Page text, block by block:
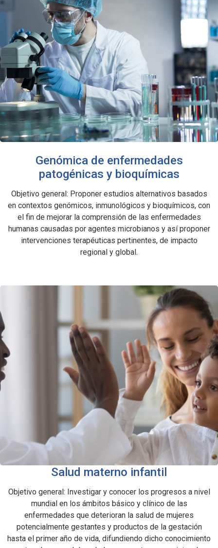
Genómica de enfermedades
patogénicas y bioquímicas
Objetivo general: Proponer estudios alternativos basados
en contextos genómicos, inmunológicos y bioquímicos, con
el fin de mejorar la comprensión de las enfermedades
humanas causadas por agentes microbianos y así proponer
intervenciones terapéuticas pertinentes, de impacto
regional y global.
Salud materno infantil
Objetivo general: Investigar y conocer los progresos a nivel
mundial en los ámbitos básico y clínico de las
enfermedades que deterioran la salud de mujeres
potencialmente gestantes y productos de la gestación
hasta el primer año de vida, difundiendo dicho conocimiento